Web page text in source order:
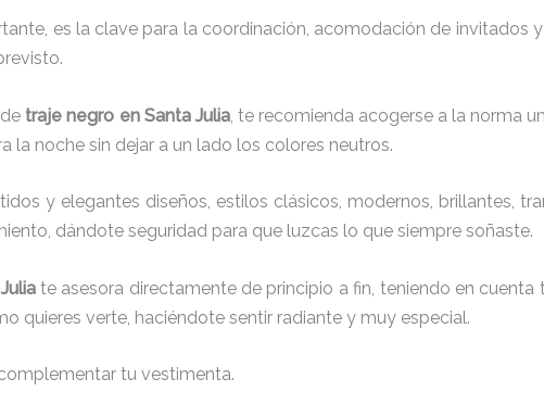
es la clave para la coordinación, acomodación de invitados
traje negro en Santa Julia, te recomienda acogerse a la norma
la noche sin dejar a un lado los colores neutros.
y elegantes diseños, estilos clásicos, modernos, brillantes,
dándote seguridad para que luzcas lo que siempre soñaste.
te asesora directamente de principio a fin, teniendo en cuenta
quieres verte, haciéndote sentir radiante y muy especial.
tu vestimenta.